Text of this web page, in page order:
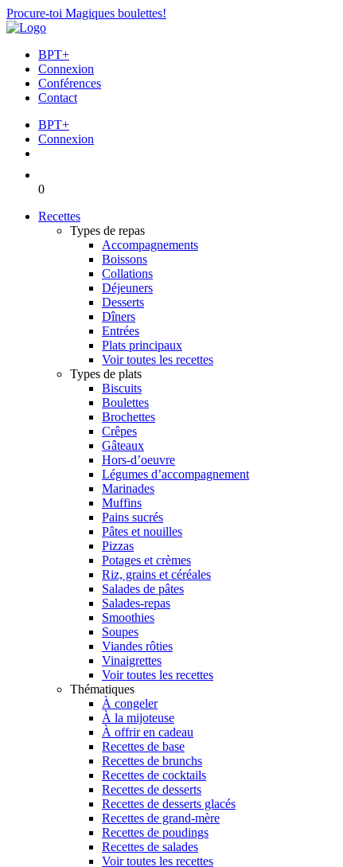
Procure-toi Magiques boulettes!
BPT+
Connexion
Conférences
Contact
BPT+
Connexion
0
Recettes
Types de repas
Accompagnements
Boissons
Collations
Déjeuners
Desserts
Dîners
Entrées
Plats principaux
Voir toutes les recettes
Types de plats
Biscuits
Boulettes
Brochettes
Crêpes
Gâteaux
Hors-d’oeuvre
Légumes d’accompagnement
Marinades
Muffins
Pains sucrés
Pâtes et nouilles
Pizzas
Potages et crèmes
Riz, grains et céréales
Salades de pâtes
Salades-repas
Smoothies
Soupes
Viandes rôties
Vinaigrettes
Voir toutes les recettes
Thématiques
À congeler
À la mijoteuse
À offrir en cadeau
Recettes de base
Recettes de brunchs
Recettes de cocktails
Recettes de desserts
Recettes de desserts glacés
Recettes de grand-mère
Recettes de poudings
Recettes de salades
Voir toutes les recettes